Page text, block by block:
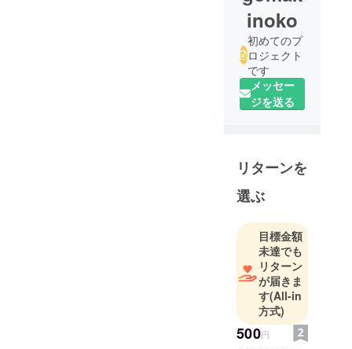
inoko
初めてのプ
ロジェクト
です
メッセー
ジを送る
リターンを
選ぶ
目標金額
未達でも
リターン
が届きま
す(All-in
方式)
500円